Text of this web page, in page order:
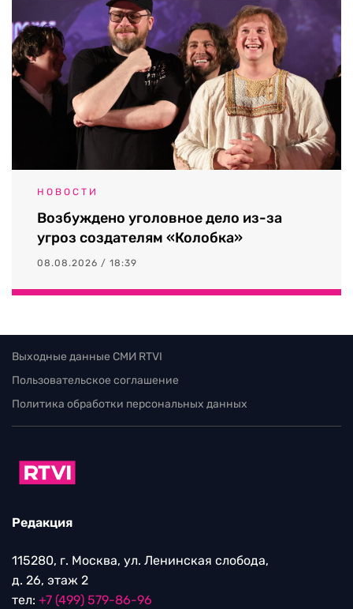
НОВОСТИ
Возбуждено уголовное дело из-за
угроз создателям «Колобка»
08.08.2026 / 18:39
Выходные данные СМИ RTVI
Пользовательское соглашение
Политика обработки персональных данных
Редакция
115280, г. Москва, ул. Ленинская слобода,
д. 26, этаж 2
тел: +7 (499) 579-86-96